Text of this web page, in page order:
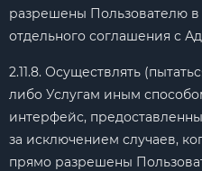
разрешены Пользователю в
отдельного соглашения с
2.11.8. Осуществлять
либо Услугам иным
интерфейс,
за исключением случаев,
прямо разрешены